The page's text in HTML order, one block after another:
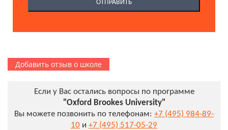
Добавить отзыв о школе
Если у Вас остались вопросы по программе
"Oxford Brookes University"
Вы можете позвонить по телефонам: +7 (495) 984-89-
10 и +7 (495) 517-05-29